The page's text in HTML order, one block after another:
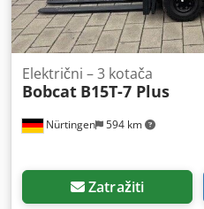
Nürtingen 594 km
Električni – 3 kotača
Bobcat B15T-7 Plus
Zatražiti